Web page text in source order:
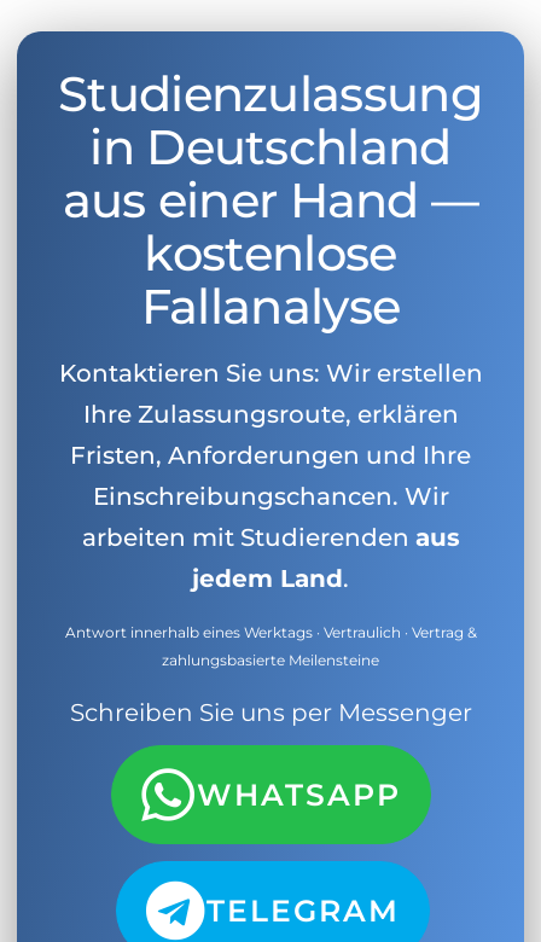
Studienzulassung
in Deutschland
aus einer Hand —
kostenlose
Fallanalyse
Kontaktieren Sie uns: Wir erstellen
Ihre Zulassungsroute, erklären
Fristen, Anforderungen und Ihre
Einschreibungschancen. Wir
arbeiten mit Studierenden aus
jedem Land.
Antwort innerhalb eines Werktags · Vertraulich · Vertrag &
zahlungsbasierte Meilensteine
Schreiben Sie uns per Messenger
WHATSAPP
TELEGRAM